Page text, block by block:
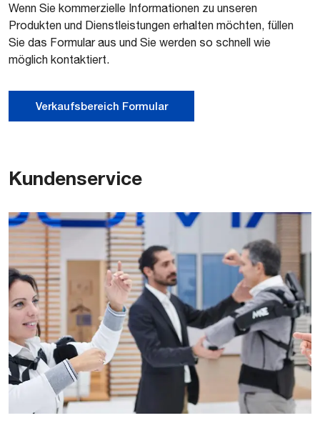
Wenn Sie kommerzielle Informationen zu unseren
Produkten und Dienstleistungen erhalten möchten, füllen
Sie das Formular aus und Sie werden so schnell wie
möglich kontaktiert.
Verkaufsbereich Formular
Kundenservice